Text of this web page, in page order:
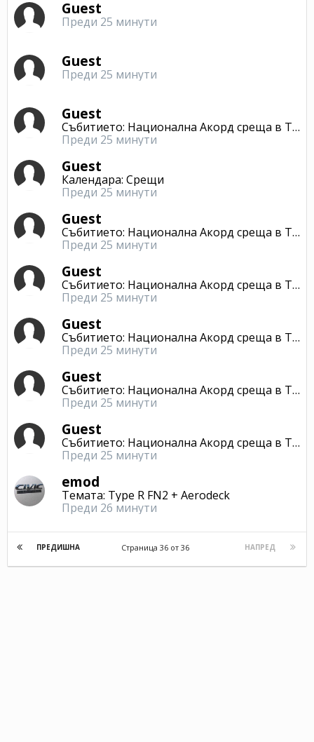
Guest
Преди 25 минути
Guest
Преди 25 минути
Guest
Събитието: Национална Акорд среща в Търново
Преди 25 минути
Guest
Календара: Срещи
Преди 25 минути
Guest
Събитието: Национална Акорд среща в Търново
Преди 25 минути
Guest
Събитието: Национална Акорд среща в Търново
Преди 25 минути
Guest
Събитието: Национална Акорд среща в Търново
Преди 25 минути
Guest
Събитието: Национална Акорд среща в Търново
Преди 25 минути
Guest
Събитието: Национална Акорд среща в Търново
Преди 25 минути
emod
Темата: Type R FN2 + Aerodeck
Преди 26 минути
ПРЕДИШНА НАПРЕД
Страница 36 от 36